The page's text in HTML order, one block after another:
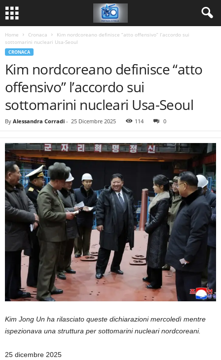
Home Cronaca
Kim nordcoreano definisce “atto offensivo” l’accordo sui
sottomarini nucleari Usa-Seoul
CRONACA
Kim nordcoreano definisce “atto
offensivo” l’accordo sui
sottomarini nucleari Usa-Seoul
By Alessandra Corradi - 25 Dicembre 2025 114 0
Kim Jong Un ha rilasciato queste dichiarazioni mercoledì mentre
ispezionava una struttura per sottomarini nucleari nordcoreani.
Pubblicato
25 dicembre 2025